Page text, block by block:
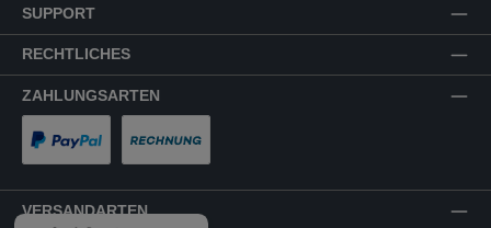
SUPPORT
RECHTLICHES
ZAHLUNGSARTEN
VERSANDARTEN